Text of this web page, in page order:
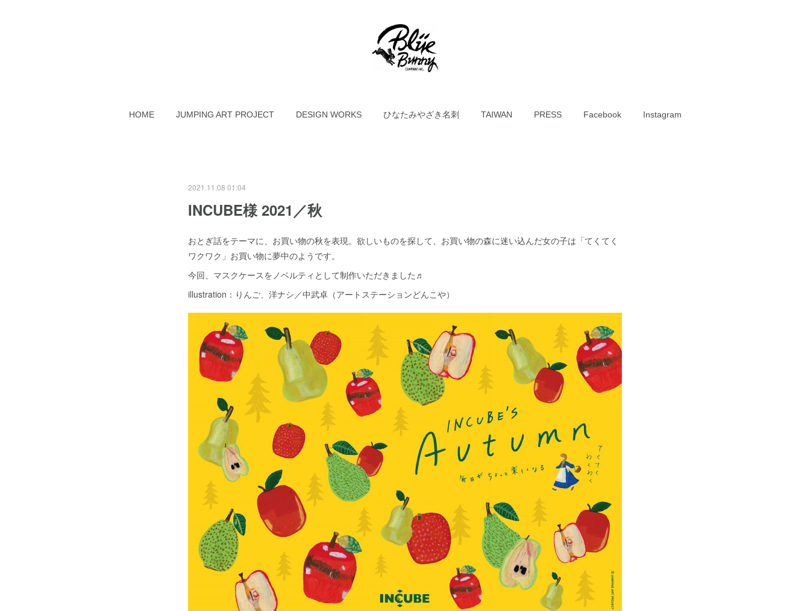
HOME JUMPING ART PROJECT DESIGN WORKS ひなたみやざき名刺 TAIWAN PRESS Facebook Instagram
2021.11.08 01:04
INCUBE様 2021／秋
おとぎ話をテーマに、お買い物の秋を表現。欲しいものを探して、お買い物の森に迷い込んだ女の子は「てくてく
ワクワク」お買い物に夢中のようです。
今回、マスクケースをノベルティとして制作いただきました♬
illustration：りんご、洋ナシ／中武卓（アートステーションどんこや）